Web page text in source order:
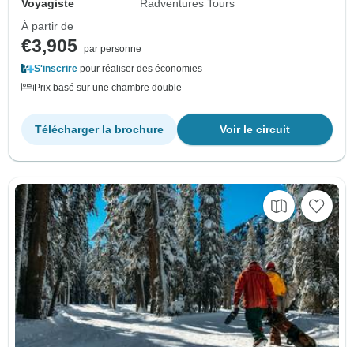
Voyagiste
Radventures Tours
À partir de
€3,905 par personne
S'inscrire pour réaliser des économies
Prix basé sur une chambre double
Voir le circuit
Télécharger la brochure